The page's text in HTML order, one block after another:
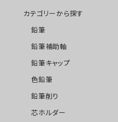
カテゴリーから探す
鉛筆
鉛筆補助軸
鉛筆キャップ
色鉛筆
鉛筆削り
芯ホルダー